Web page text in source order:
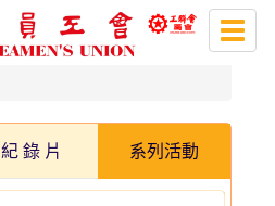
紀 錄 片 系列活動